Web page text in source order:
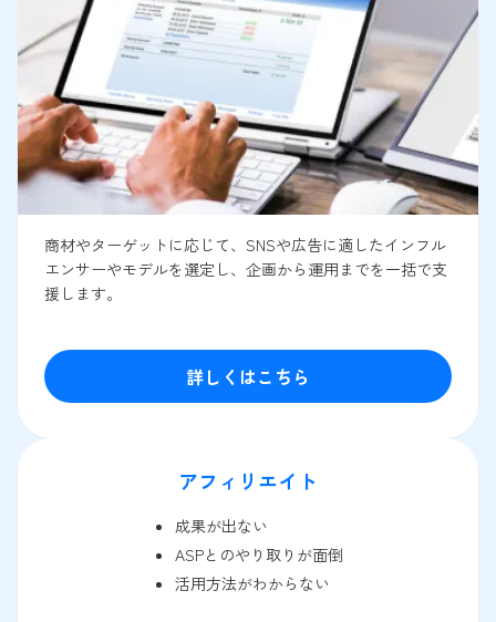
商材やターゲットに応じて、SNSや広告に適したインフル
エンサーやモデルを選定し、企画から運用までを一括で支
援します。
詳しくはこちら
アフィリエイト
成果が出ない
ASPとのやり取りが面倒
活用方法がわからない